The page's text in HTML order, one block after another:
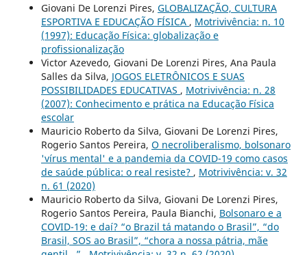
Giovani De Lorenzi Pires, GLOBALIZAÇÃO, CULTURA
ESPORTIVA E EDUCAÇÃO FÍSICA , Motrivivência: n. 10
(1997): Educação Física: globalização e
profissionalização
Victor Azevedo, Giovani De Lorenzi Pires, Ana Paula
Salles da Silva, JOGOS ELETRÔNICOS E SUAS
POSSIBILIDADES EDUCATIVAS , Motrivivência: n. 28
(2007): Conhecimento e prática na Educação Física
escolar
Mauricio Roberto da Silva, Giovani De Lorenzi Pires,
Rogerio Santos Pereira, O necroliberalismo, bolsonaro
'vírus mental' e a pandemia da COVID-19 como casos
de saúde pública: o real resiste? , Motrivivência: v. 32
n. 61 (2020)
Mauricio Roberto da Silva, Giovani De Lorenzi Pires,
Rogerio Santos Pereira, Paula Bianchi, Bolsonaro e a
COVID-19: e daí? “o Brazil tá matando o Brasil”, “do
Brasil, SOS ao Brasil”, “chora a nossa pátria, mãe